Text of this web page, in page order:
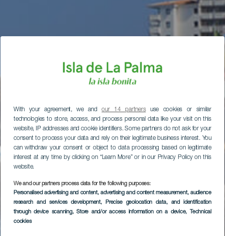
With your agreement, we andour 14 partnersuse cookies or similar
technologies to store, access, and process personal data like your visit on this
website, IP addresses and cookie identifiers. Some partners do not ask for your
consent to process your data and rely on their legitimate business interest. You
can withdraw your consent or object to data processing based on legitimate
interest at any time by clicking on “Learn More” or in our Privacy Policy on this
website.
We and our partners process data for the following purposes:
Personalised advertising and content, advertising and content measurement, audience
research and services development, Precise geolocation data, and identification
through device scanning, Store and/or access information on a device, Technical
cookies